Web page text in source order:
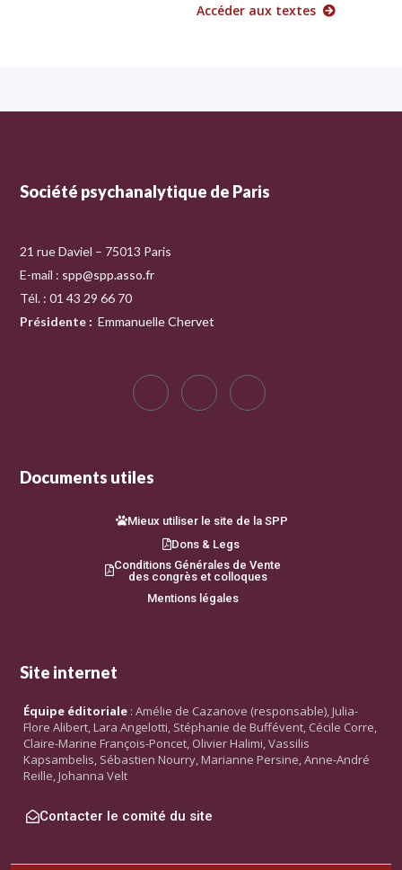
Accéder aux textes
Société psychanalytique de Paris
21 rue Daviel – 75013 Paris
E-mail : spp@spp.asso.fr
Tél. : 01 43 29 66 70
Présidente : Emmanuelle Chervet
Documents utiles
Mieux utiliser le site de la SPP
Dons & Legs
Conditions Générales de Vente
des congrès et colloques
Mentions légales
Site internet
Équipe éditoriale : Amélie de Cazanove (responsable), Julia-
Flore Alibert, Lara Angelotti, Stéphanie de Buffévent, Cécile Corre,
Claire-Marine François-Poncet, Olivier Halimi, Vassilis
Kapsambelis, Sébastien Nourry, Marianne Persine, Anne-André
Reille, Johanna Velt
Contacter le comité du site